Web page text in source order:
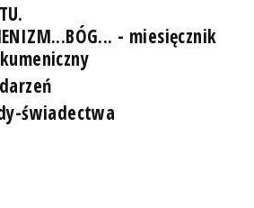
- miesięcznik
świadectwa